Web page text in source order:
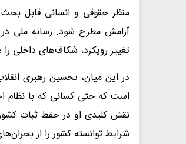
منظر حقوقی و انسانی قابل
آرامش مطرح شود. رسانه ملی در
تغییر رویکرد، شکاف‌های داخلی را
در این میان، تحسین رهبری
است که حتی کسانی که با نظام
نقش کلیدی او در حفظ ثبات
شرایط توانسته کشور را از